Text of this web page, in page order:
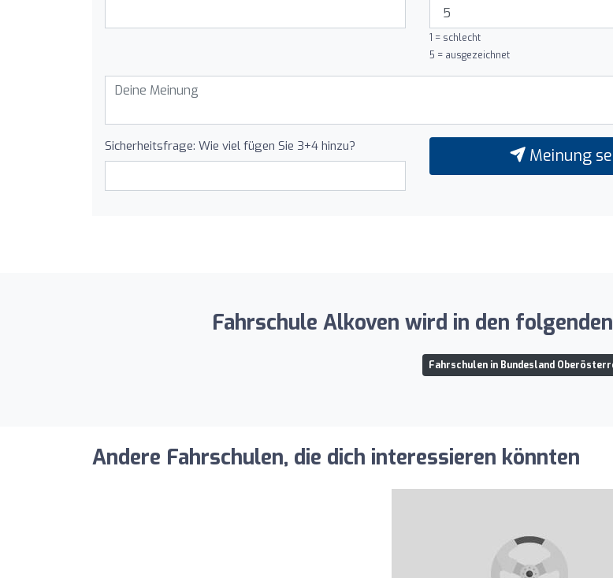
1 = schlecht
5 = ausgezeichnet
Sicherheitsfrage: Wie viel fügen Sie 3+4 hinzu? Meinung
Fahrschule Alkoven wird in den
Fahrschulen in Bundesland
Andere Fahrschulen, die dich interessieren könnten